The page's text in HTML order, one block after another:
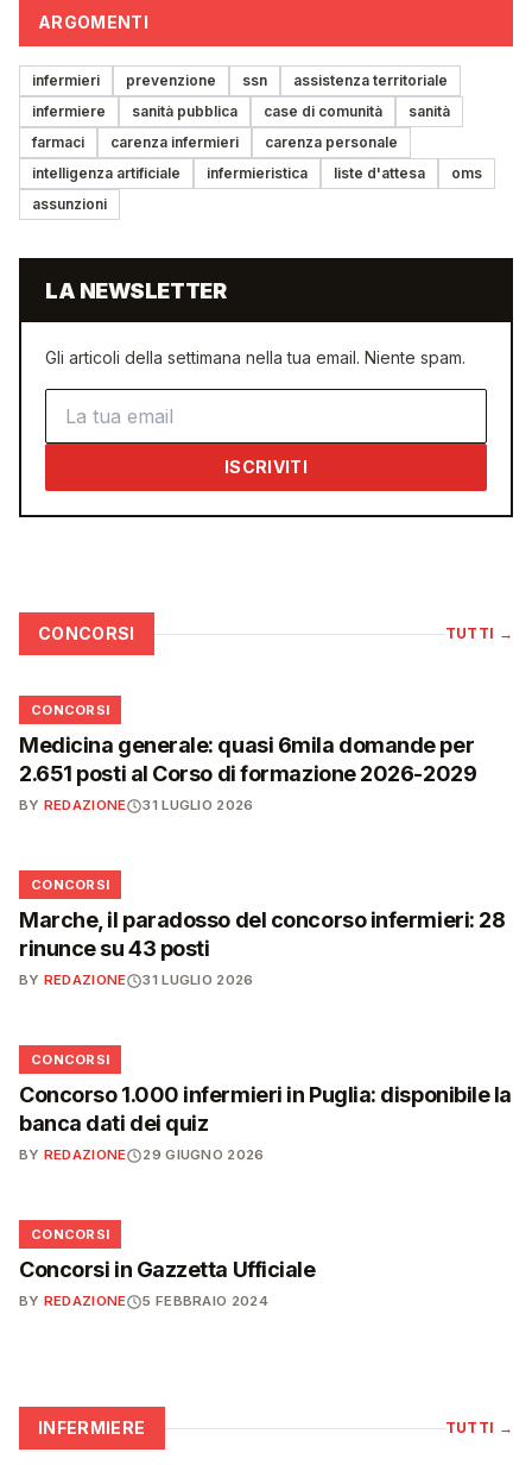
ARGOMENTI
infermieri prevenzione ssn
assistenza territoriale
infermiere
sanità pubblica case di comunità
sanità
farmaci
carenza infermieri
carenza personale
intelligenza artificiale
infermieristica liste d'attesa
oms
assunzioni
LA NEWSLETTER
Gli articoli della settimana nella tua email. Niente spam.
ISCRIVITI
CONCORSI TUTTI →
📋
CONCORSI
Medicina generale: quasi 6mila domande per
2.651 posti al Corso di formazione 2026-2029
BY REDAZIONE 31 LUGLIO 2026
📋
CONCORSI
Marche, il paradosso del concorso infermieri: 28
rinunce su 43 posti
BY REDAZIONE 31 LUGLIO 2026
📋
CONCORSI
Concorso 1.000 infermieri in Puglia: disponibile la
banca dati dei quiz
BY REDAZIONE 29 GIUGNO 2026
📋
CONCORSI
Concorsi in Gazzetta Ufficiale
BY REDAZIONE 5 FEBBRAIO 2024
INFERMIERE TUTTI →